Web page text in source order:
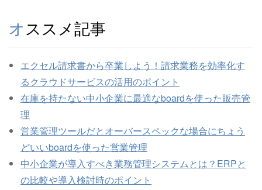
オススメ記事
エクセル請求書から卒業しよう！請求業務を効率化す
るクラウドサービスの活用のポイント
在庫を持たない中小企業に最適なboardを使った販売管
理
営業管理ツールだとオーバースペックな場合にちょう
どいいboardを使った営業管理
中小企業が導入すべき業務管理システムとは？ERPと
の比較や導入検討時のポイント